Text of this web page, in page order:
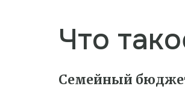
Что
Семейный